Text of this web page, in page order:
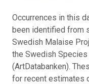
Occurrences in this
been identified from
Swedish Malaise
the Swedish
(ArtDatabanken).
for recent estimates